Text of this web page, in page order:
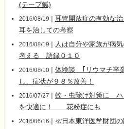
(テープ鍼)
2016/08/19 | 耳管開放症の有効な
耳を治しての考察
2016/08/19 | 人は自分や家族が病
考える 語録０１０
2016/08/10| 体験談 ｢リウマチ卒
し、症状が９８％改善！
2016/07/27 | 蚊・虫除け対策に ハ
を快適に！ 花粉症にも
2016/06/16 | ≪日本東洋医学財団